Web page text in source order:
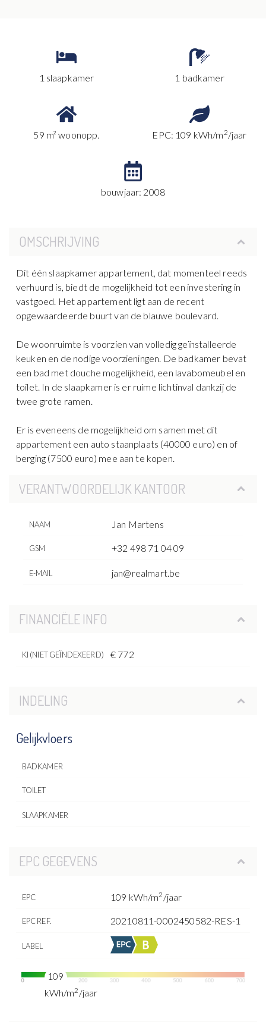
1 slaapkamer 1 badkamer
59 m² woonopp. EPC: 109 kWh/m2/jaar
bouwjaar: 2008
OMSCHRIJVING
Dit één slaapkamer appartement, dat momenteel reeds
verhuurd is, biedt de mogelijkheid tot een investering in
vastgoed. Het appartement ligt aan de recent
opgewaardeerde buurt van de blauwe boulevard.
De woonruimte is voorzien van volledig geïnstalleerde
keuken en de nodige voorzieningen. De badkamer bevat
een bad met douche mogelijkheid, een lavabomeubel en
toilet. In de slaapkamer is er ruime lichtinval dankzij de
twee grote ramen.
Er is eveneens de mogelijkheid om samen met dit
appartement een auto staanplaats (40000 euro) en of
berging (7500 euro) mee aan te kopen.
VERANTWOORDELIJK KANTOOR
NAAM Jan Martens
GSM +32 498 71 04 09
E-MAIL jan@realmart.be
FINANCIËLE INFO
KI (NIET GEÏNDEXEERD) € 772
INDELING
Gelijkvloers
BADKAMER
TOILET
SLAAPKAMER
EPC GEGEVENS
EPC 109 kWh/m2 /jaar
EPC REF. 20210811-0002450582-RES-1
LABEL
109
kWh/m2 /jaar